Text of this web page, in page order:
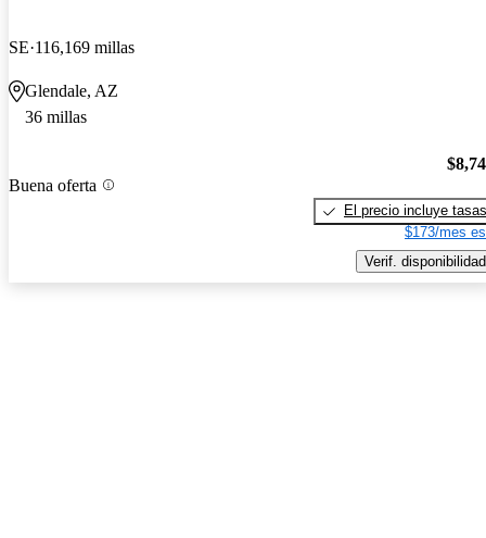
SE 116,169 millas
Glendale, AZ
36 millas
Buena oferta
El precio incluye tasas
$173/mes
Verif. disponibilidad